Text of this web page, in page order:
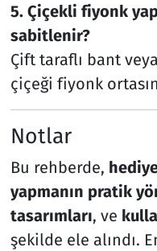
5. Çiçekli fiyonk
sabitlenir?
Çift taraflı bant
çiçeği fiyonk
Notlar
Bu rehberde,
yapmanın pratik
tasarımları, ve
şekilde ele alındı.